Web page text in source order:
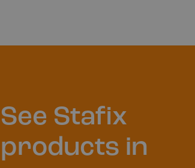
See Stafix
products in